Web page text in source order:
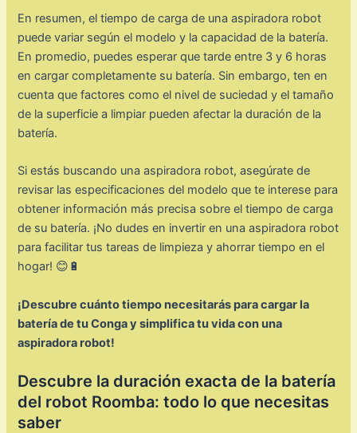
En resumen, el tiempo de carga de una aspiradora robot
puede variar según el modelo y la capacidad de la batería.
En promedio, puedes esperar que tarde entre 3 y 6 horas
en cargar completamente su batería. Sin embargo, ten en
cuenta que factores como el nivel de suciedad y el tamaño
de la superficie a limpiar pueden afectar la duración de la
batería.
Si estás buscando una aspiradora robot, asegúrate de
revisar las especificaciones del modelo que te interese para
obtener información más precisa sobre el tiempo de carga
de su batería. ¡No dudes en invertir en una aspiradora robot
para facilitar tus tareas de limpieza y ahorrar tiempo en el
hogar! 😊🔋
¡Descubre cuánto tiempo necesitarás para cargar la
batería de tu Conga y simplifica tu vida con una
aspiradora robot!
Descubre la duración exacta de la batería
del robot Roomba: todo lo que necesitas
saber